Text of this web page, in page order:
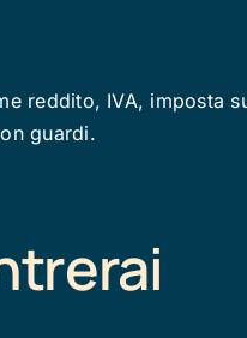
reddito, IVA, imposta
guardi.